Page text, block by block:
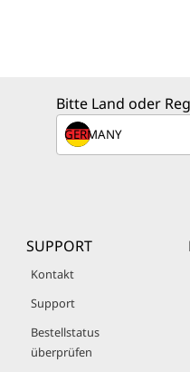
Bitte Land oder
SUPPORT
Kontakt
Support
Bestellstatus
überprüfen